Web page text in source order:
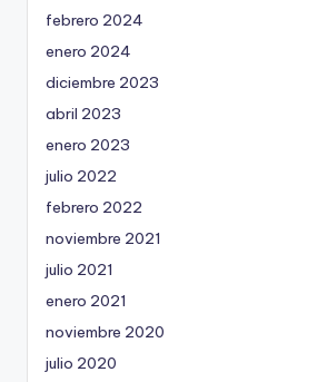
febrero 2024
enero 2024
diciembre 2023
abril 2023
enero 2023
julio 2022
febrero 2022
noviembre 2021
julio 2021
enero 2021
noviembre 2020
julio 2020